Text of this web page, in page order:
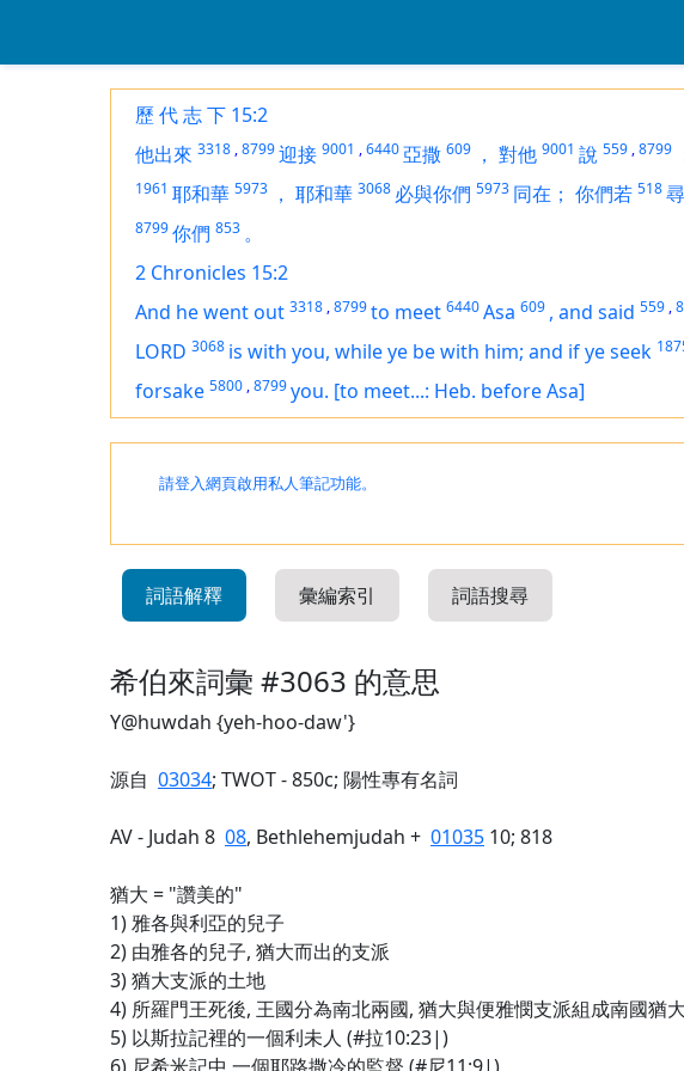
歷 代 志 下 15:2
他出來 3318 ,8799迎接 9001 ,6440亞撒 609 ， 對他 9001 說 559 ,8799
1961 耶和華 5973 ， 耶和華 3068 必與你們 5973 同在； 你們若 518
8799你們 853 。
2 Chronicles 15:2
And he went out 3318 ,8799to meet 6440Asa 609 , and said 559 ,
LORD 3068 is with you, while ye be with him; and if ye seek
forsake 5800 ,8799you. [to meet...: Heb. before Asa]
請登入網頁啟用私人筆記功能。
詞語解釋 彙編索引 詞語搜尋
希伯來詞彙 #3063 的意思
Y@huwdah {yeh-hoo-daw'}
源自 03034; TWOT - 850c; 陽性專有名詞
AV - Judah 8 08, Bethlehemjudah + 01035 10; 818
猶大 = "讚美的"
1) 雅各與利亞的兒子
2) 由雅各的兒子, 猶大而出的支派
3) 猶大支派的土地
4) 所羅門王死後, 王國分為南北兩國, 猶大與便雅憫支派組成南國猶大
5) 以斯拉記裡的一個利未人 (#拉10:23|)